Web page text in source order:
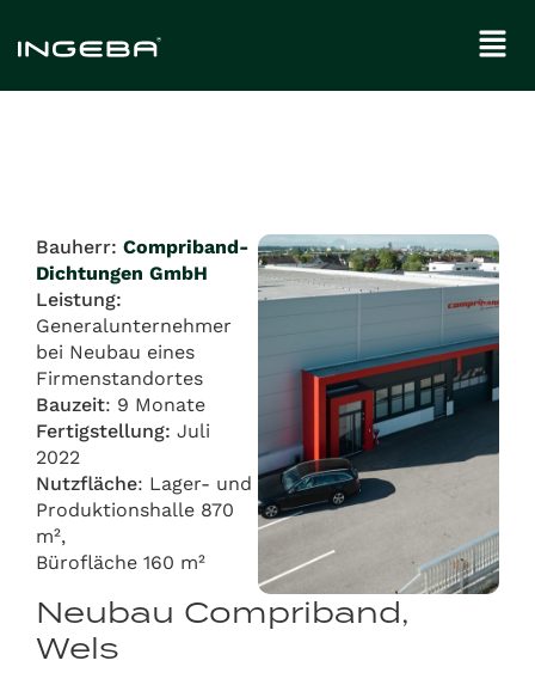
Neubau Compriband,
Wels
Bauherr: Compriband-
Dichtungen GmbH
Leistung:
Generalunternehmer
bei Neubau eines
Firmenstandortes
Bauzeit: 9 Monate
Fertigstellung: Juli
2022
Nutzfläche: Lager- und
Produktionshalle 870
m²,
Bürofläche 160 m²